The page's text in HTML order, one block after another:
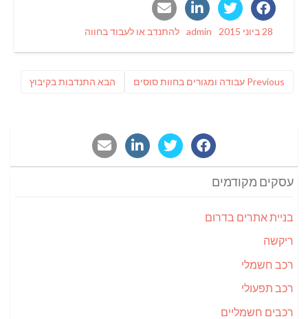
Posted
28 ביוני 2015 Author
admin
Categories
להתנדב או לעבוד בחווה
Previous
Previous
עבודה ומגורים בחוות סוסים הבא פוסט
התנדבות בקיבוץ
עסקים מקודמים
בניית אתרים בדרום
ריקשה
רכב חשמלי
רכב תפעולי
רכבים חשמליים